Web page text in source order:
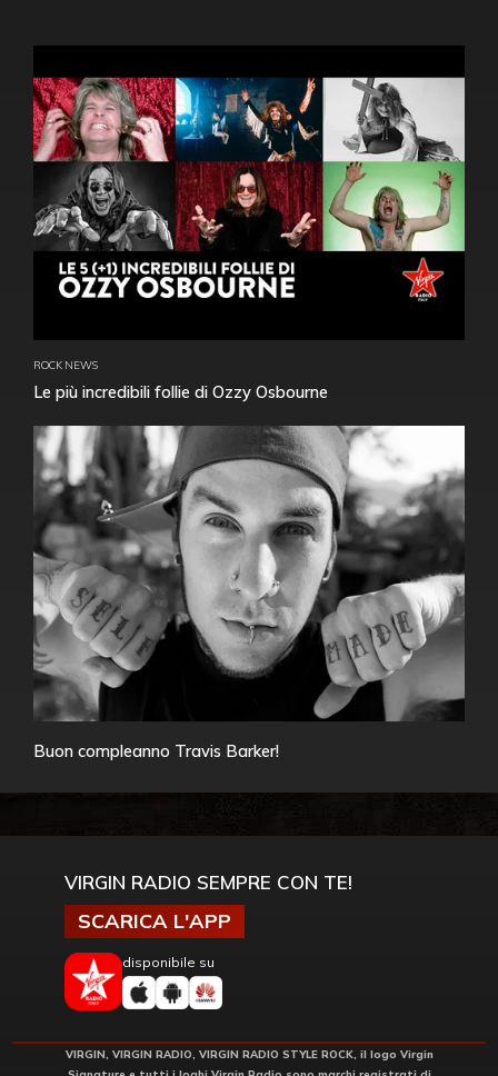
ROCK NEWS
Le più incredibili follie di Ozzy Osbourne
Buon compleanno Travis Barker!
VIRGIN RADIO SEMPRE CON TE!
SCARICA L'APP
disponibile su
VIRGIN, VIRGIN RADIO, VIRGIN RADIO STYLE ROCK, il logo Virgin